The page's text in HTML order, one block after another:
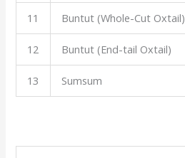
11 Buntut (Whole-Cut Oxtail)
12 Buntut (End-tail Oxtail)
13 Sumsum